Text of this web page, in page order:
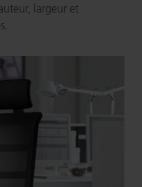
largeur et